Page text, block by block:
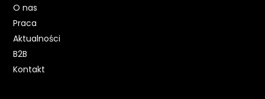
O nas
Praca
Aktualności
B2B
Kontakt